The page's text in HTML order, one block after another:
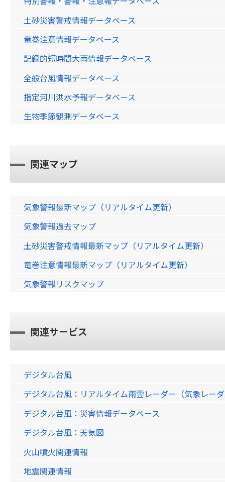
土砂災害警戒情報データベース
竜巻注意情報データベース
記録的短時間大雨情報データベース
全般台風情報データベース
指定河川洪水予報データベース
生物季節観測データベース
関連マップ
気象警報最新マップ（リアルタイム更新）
気象警報過去マップ
土砂災害警戒情報最新マップ（リアルタイム更新）
竜巻注意情報最新マップ（リアルタイム更新）
気象警報リスクマップ
関連サービス
デジタル台風
デジタル台風：リアルタイム雨雲レーダー（気象レー
デジタル台風：災害情報データベース
デジタル台風：天気図
火山噴火関連情報
地震関連情報